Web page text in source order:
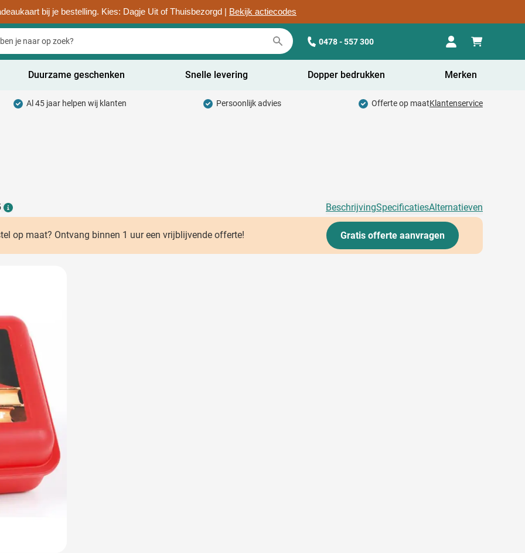
bij je bestelling. Kies: Dagje Uit of Thuisbezorgd | Bekijk actiecodes
0478 - 557 300
categorie
& Weggevers categorie
categorie
categorie
& Veiligheid categorie
& Vrije tijd categorie
& Kids categorie
categorie
& thema's categorie
Duurzame geschenken Snelle levering Dopper bedrukken Merken
Al 45 jaar helpen wij klanten Persoonlijk advies Offerte op maatKlantenservice
Details
BeschrijvingSpecificatiesAlternatieven
op maat? Ontvang binnen 1 uur een vrijblijvende offerte! Gratis offerte aanvragen